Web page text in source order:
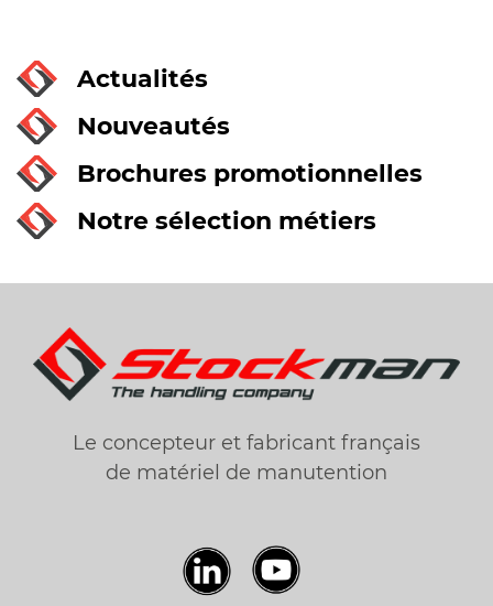
Actualités
Nouveautés
Brochures promotionnelles
Notre sélection métiers
Le concepteur et fabricant français
de matériel de manutention